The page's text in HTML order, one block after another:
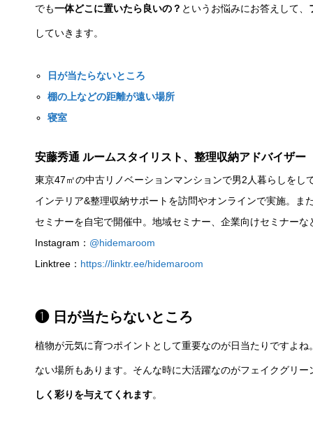
でも一体どこに置いたら良いの？ というお悩みにお答えして、
していきます。
日が当たらないところ
棚の上などの距離が遠い場所
寝室
安藤秀通 ルームスタイリスト 、 整理収納アドバイザー
東京47㎡の中古リノベーションマンションで男2人暮らしをし
インテリア&整理収納サポートを訪問やオンラインで実施。ま
セミナーを自宅で開催中。地域セミナー、企業向けセミナー
Instagram： @hidemaroom
Linktree ： https://linktr.ee/hidemaroom
❶ 日が当たらないところ
植物が元気に育つポイントとして重要なのが日当たりですよ
ない場所もあります。そんな時に大活躍なのがフェイクグリー
しく彩りを与えてくれます。